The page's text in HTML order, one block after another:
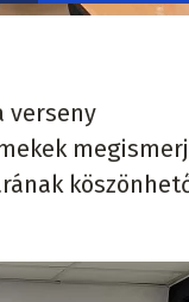
verseny